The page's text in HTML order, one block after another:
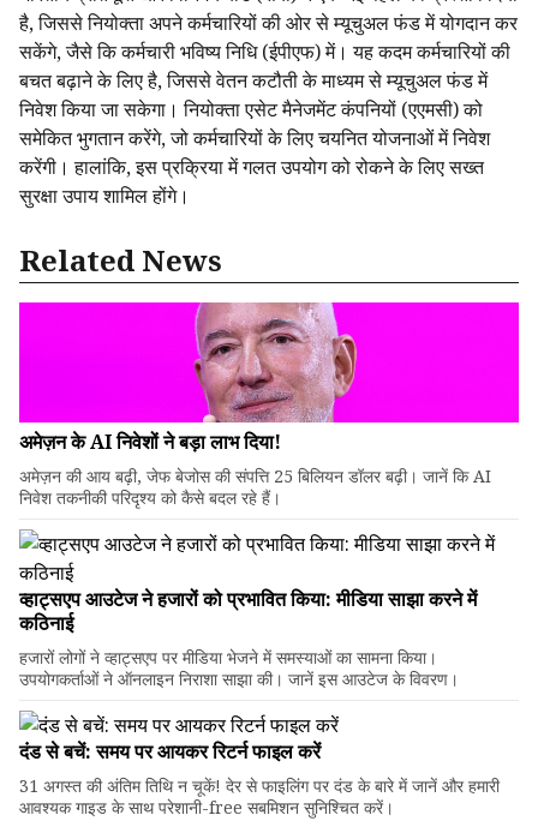
है, जिससे नियोक्ता अपने कर्मचारियों की ओर से म्यूचुअल फंड में योगदान कर
सकेंगे, जैसे कि कर्मचारी भविष्य निधि (ईपीएफ) में। यह कदम कर्मचारियों की
बचत बढ़ाने के लिए है, जिससे वेतन कटौती के माध्यम से म्यूचुअल फंड में
निवेश किया जा सकेगा। नियोक्ता एसेट मैनेजमेंट कंपनियों (एएमसी) को
समेकित भुगतान करेंगे, जो कर्मचारियों के लिए चयनित योजनाओं में निवेश
करेंगी। हालांकि, इस प्रक्रिया में गलत उपयोग को रोकने के लिए सख्त
सुरक्षा उपाय शामिल होंगे।
Related News
अमेज़न के AI निवेशों ने बड़ा लाभ दिया!
अमेज़न की आय बढ़ी, जेफ बेजोस की संपत्ति 25 बिलियन डॉलर बढ़ी। जानें कि AI
निवेश तकनीकी परिदृश्य को कैसे बदल रहे हैं।
व्हाट्सएप आउटेज ने हजारों को प्रभावित किया: मीडिया साझा करने में
कठिनाई
हजारों लोगों ने व्हाट्सएप पर मीडिया भेजने में समस्याओं का सामना किया।
उपयोगकर्ताओं ने ऑनलाइन निराशा साझा की। जानें इस आउटेज के विवरण।
दंड से बचें: समय पर आयकर रिटर्न फाइल करें
31 अगस्त की अंतिम तिथि न चूकें! देर से फाइलिंग पर दंड के बारे में जानें और हमारी
आवश्यक गाइड के साथ परेशानी-free सबमिशन सुनिश्चित करें।